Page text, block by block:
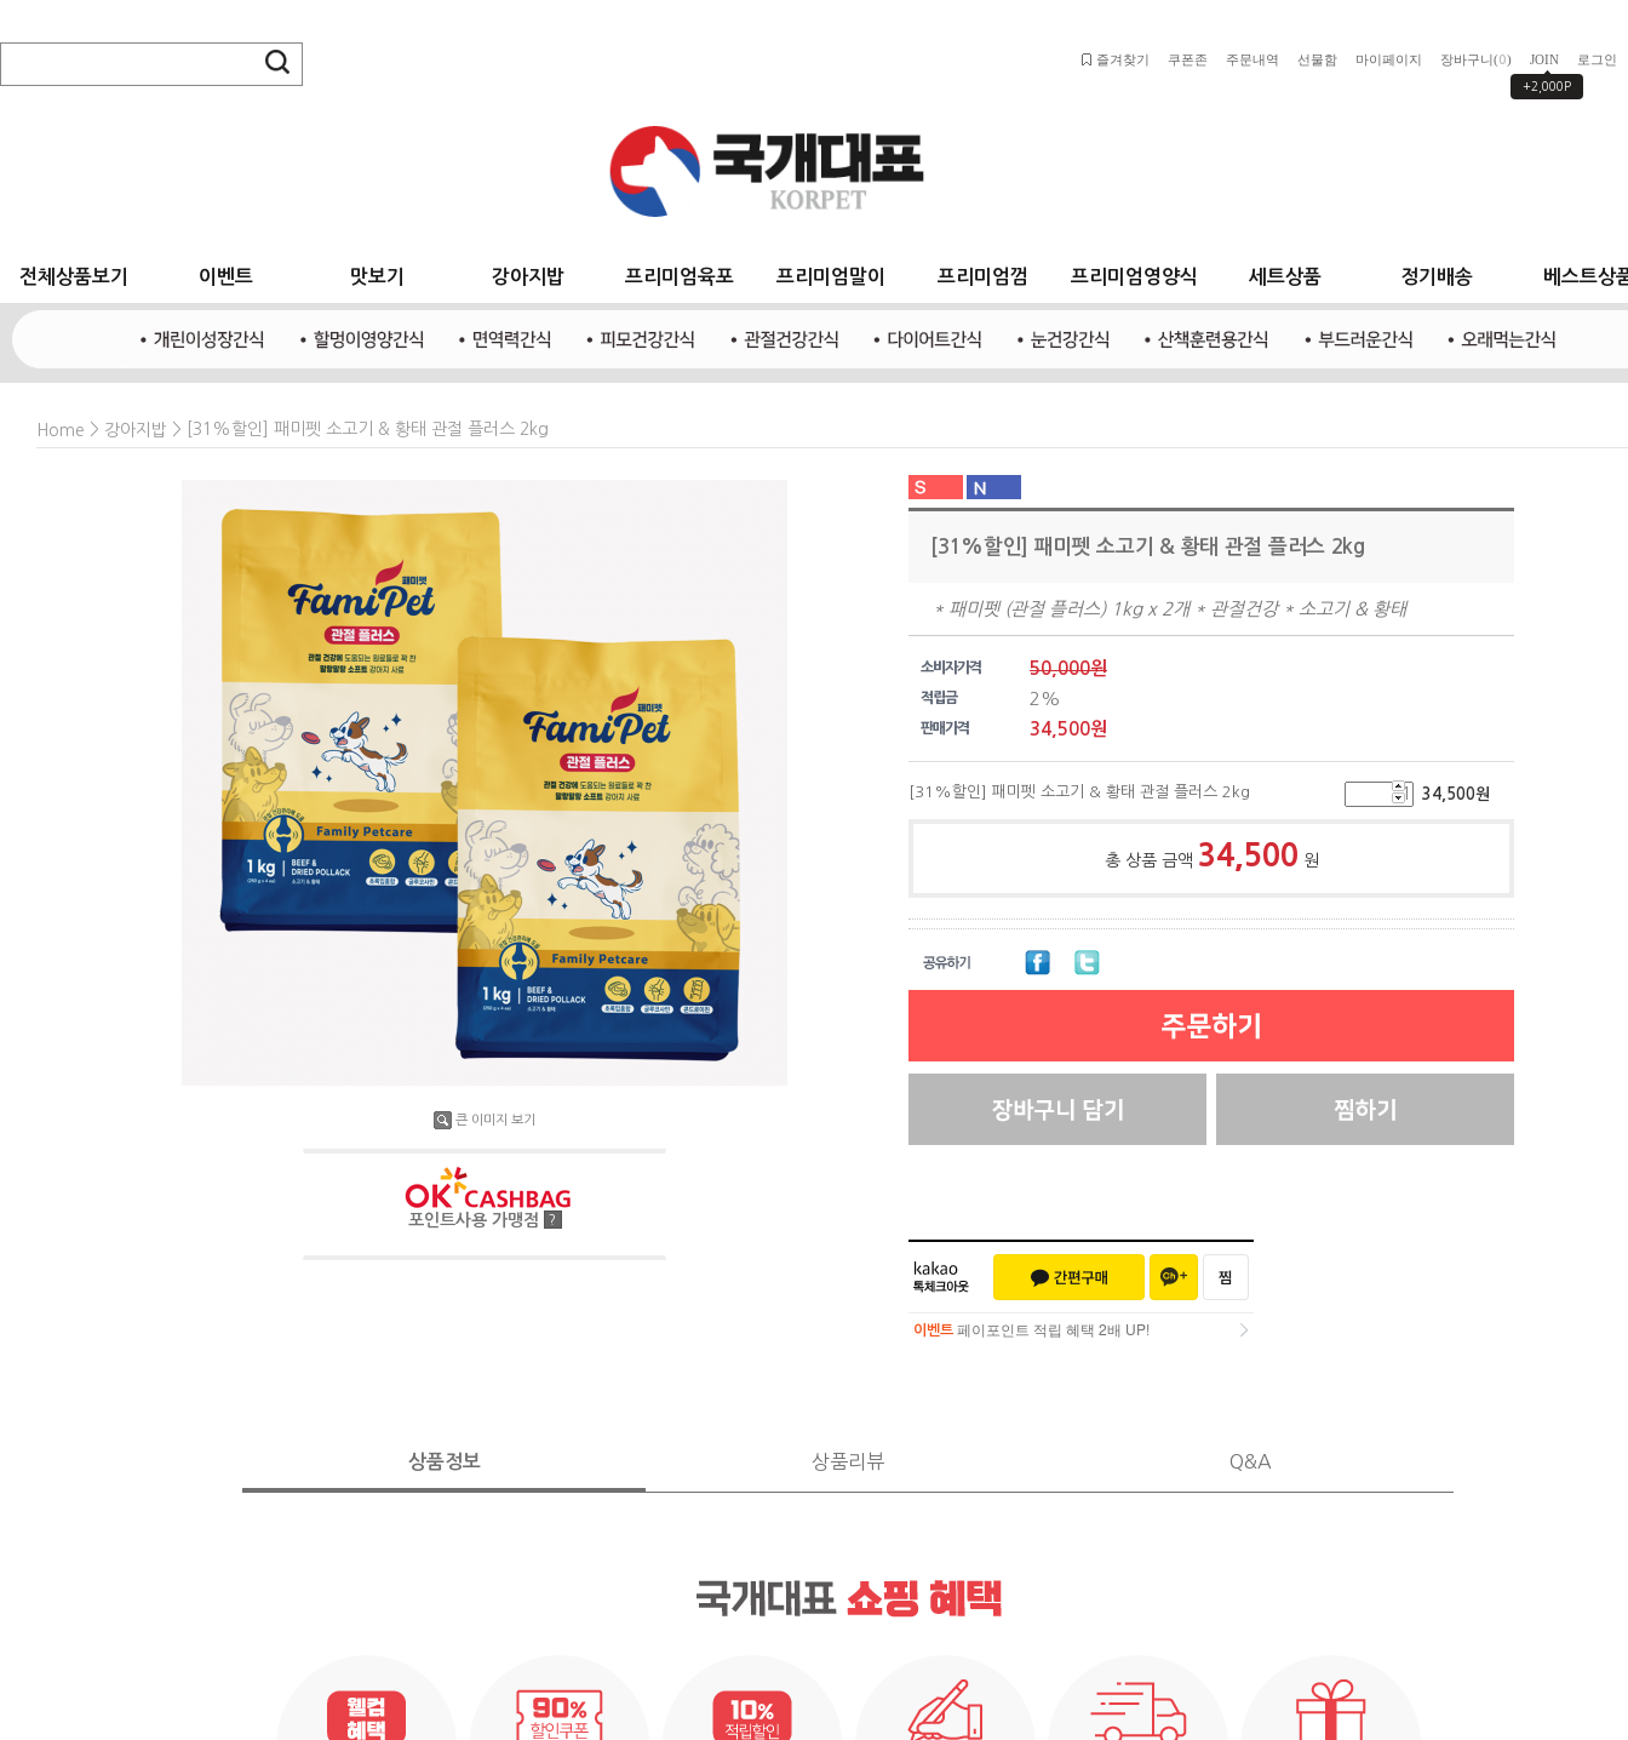
로그인
JOIN
+2,000P
장바구니(0)
마이페이지
선물함
주문내역
쿠폰존
즐겨찾기
전체상품보기 이벤트 맛보기 강아지밥 프리미엄육포 프리미엄말이 프리미엄껌 프리미엄영양식 세트상품 정기배송 베스트상
Home > 강아지밥 > [31%할인] 패미펫 소고기 & 황태 관절 플러스 2kg
큰 이미지 보기
포인트사용 가맹점 ?
[31%할인] 패미펫 소고기 & 황태 관절 플러스 2kg
* 패미펫 (관절 플러스) 1kg x 2개 * 관절건강 * 소고기 & 황태
소비자가격 50,000원
적립금 2%
판매가격 34,500원
[31%할인] 패미펫 소고기 & 황태 관절 플러스 2kg 34,500원
총 상품 금액 34,500 원
이벤트 페이포인트 적립 혜택 2배 UP!
상품정보 상품리뷰 Q&A